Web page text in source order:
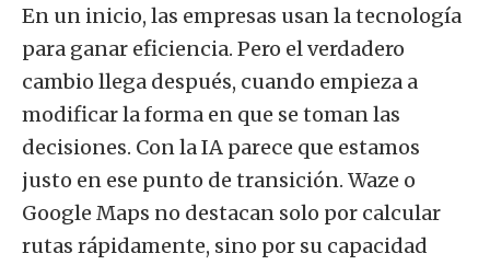
En un inicio, las empresas usan la tecnología
para ganar eficiencia. Pero el verdadero
cambio llega después, cuando empieza a
modificar la forma en que se toman las
decisiones. Con la IA parece que estamos
justo en ese punto de transición. Waze o
Google Maps no destacan solo por calcular
rutas rápidamente, sino por su capacidad